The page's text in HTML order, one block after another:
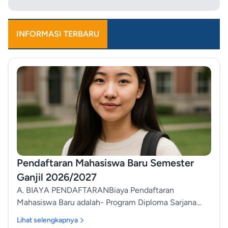
INFORMASI TERBARU
Pendaftaran Mahasiswa Baru Semester
Ganjil 2026/2027
A. BIAYA PENDAFTARANBiaya Pendaftaran
Mahasiswa Baru adalah- Program Diploma Sarjana
Lihat selengkapnya